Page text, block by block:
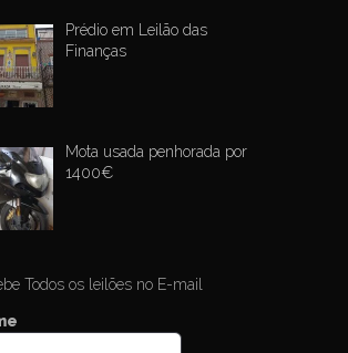
Prédio em Leilão das
Finanças
Mota usada penhorada por
1400€
Todos os leilões no E-mail